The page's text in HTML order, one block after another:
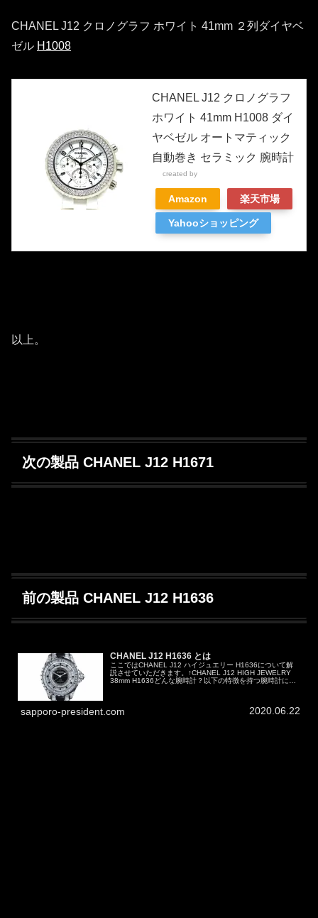
CHANEL J12 クロノグラフ ホワイト 41mm ２列ダイヤベ
ゼル H1008
CHANEL J12 クロノグラフ
ホワイト 41mm H1008 ダイ
ヤベゼル オートマティック
自動巻き セラミック 腕時計
created by
Amazon 楽天市場
Yahooショッピング
以上。
次の製品 CHANEL J12 H1671
前の製品 CHANEL J12 H1636
CHANEL J12 H1636 とは
ここではCHANEL J12 ハイジュエリー H1636について解
説させていただきます。↑CHANEL J12 HIGH JEWELRY
38mm H1636どんな腕時計？以下の特徴を持つ腕時計にな
sapporo-president.com 2020.06.22